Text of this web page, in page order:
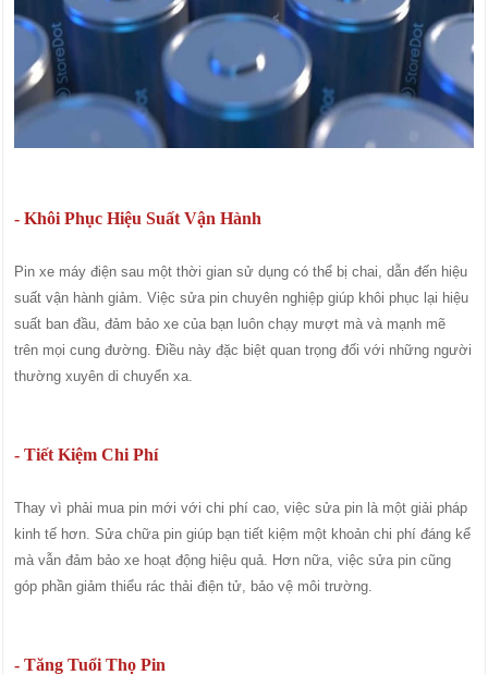
- Khôi Phục Hiệu Suất Vận Hành
Pin xe máy điện sau một thời gian sử dụng có thể bị chai, dẫn đến hiệu
suất vận hành giảm. Việc sửa pin chuyên nghiệp giúp khôi phục lại hiệu
suất ban đầu, đảm bảo xe của bạn luôn chạy mượt mà và mạnh mẽ
trên mọi cung đường. Điều này đặc biệt quan trọng đối với những người
thường xuyên di chuyển xa.
- Tiết Kiệm Chi Phí
Thay vì phải mua pin mới với chi phí cao, việc sửa pin là một giải pháp
kinh tế hơn. Sửa chữa pin giúp bạn tiết kiệm một khoản chi phí đáng kể
mà vẫn đảm bảo xe hoạt động hiệu quả. Hơn nữa, việc sửa pin cũng
góp phần giảm thiểu rác thải điện tử, bảo vệ môi trường.
- Tăng Tuổi Thọ Pin